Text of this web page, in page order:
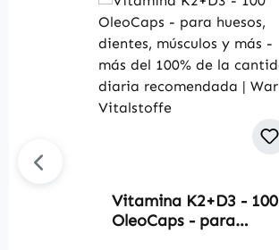
Vitamina K2+D3 - 100
OleoCaps - para